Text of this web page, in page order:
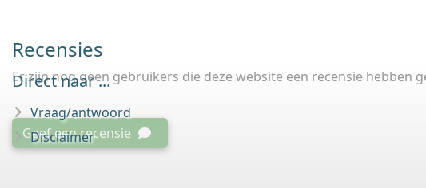
Recensies
Er zijn nog geen gebruikers die deze website een recensie hebben
Geef een recensie
Direct naar ...
Vraag/antwoord
Disclaimer